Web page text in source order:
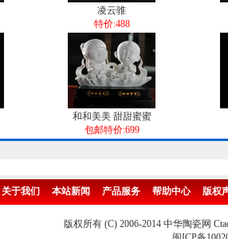
凌云骓
特价:488
和和美美 甜甜蜜蜜
包邮特价:699
关于我们 本站新闻 产品服务 帮助中心 版权
版权所有 (C) 2006-2014 中华陶瓷网